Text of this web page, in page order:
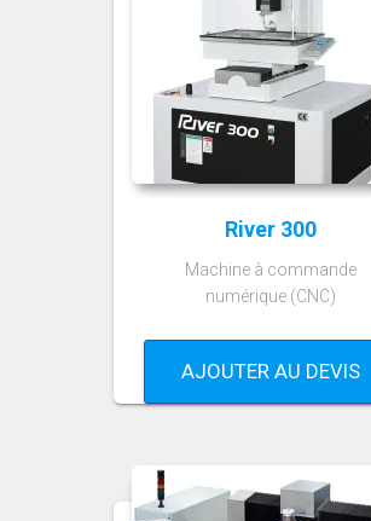
River 300
Machine à commande
numérique (CNC)
AJOUTER AU DEVIS